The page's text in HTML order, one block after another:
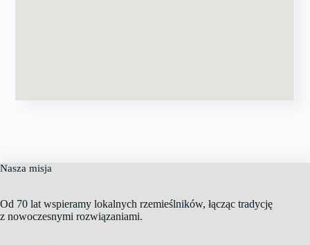
Nasza misja
Od 70 lat wspieramy lokalnych rzemieślników, łącząc tradycję
z nowoczesnymi rozwiązaniami.